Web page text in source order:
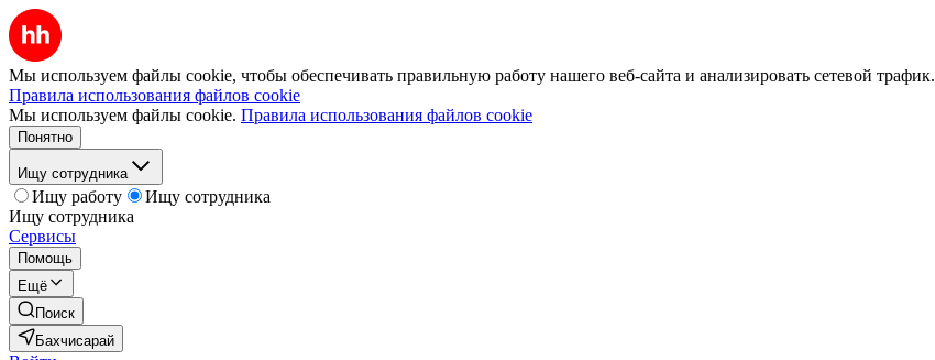
Мы используем файлы cookie, чтобы обеспечивать правильную работу нашего веб-сайта и анализировать сетевой трафик.
Правила использования файлов cookie
Мы используем файлы cookie. Правила использования файлов cookie
Понятно
Ищу сотрудника
Ищу работу
Ищу сотрудника
Ищу сотрудника
Сервисы
Помощь
Ещё
Поиск
Бахчисарай